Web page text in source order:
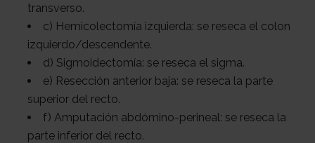
transverso.
c) Hemicolectomía izquierda: se reseca el colon
izquierdo/descendente.
d) Sigmoidectomía: se reseca el sigma.
e) Resección anterior baja: se reseca la parte
superior del recto.
f) Amputación abdómino-perineal: se reseca la
parte inferior del recto.